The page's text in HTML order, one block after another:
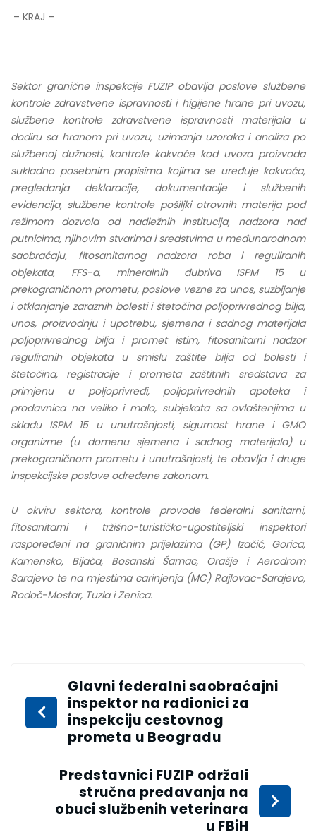
– KRAJ –
Sektor granične inspekcije FUZIP obavlja poslove službene
kontrole zdravstvene ispravnosti i higijene hrane pri uvozu,
službene kontrole zdravstvene ispravnosti materijala u
dodiru sa hranom pri uvozu, uzimanja uzoraka i analiza po
službenoj dužnosti, kontrole kakvoće kod uvoza proizvoda
sukladno posebnim propisima kojima se uređuje kakvoća,
pregledanja deklaracije, dokumentacije i službenih
evidencija, službene kontrole pošiljki otrovnih materija pod
režimom dozvola od nadležnih institucija, nadzora nad
putnicima, njihovim stvarima i sredstvima u međunarodnom
saobraćaju, fitosanitarnog nadzora roba i reguliranih
objekata, FFS-a, mineralnih đubriva ISPM 15 u
prekograničnom prometu, poslove vezne za unos, suzbijanje
i otklanjanje zaraznih bolesti i štetočina poljoprivrednog bilja,
unos, proizvodnju i upotrebu, sjemena i sadnog materijala
poljoprivrednog bilja i promet istim, fitosanitarni nadzor
reguliranih objekata u smislu zaštite bilja od bolesti i
štetočina, registracije i prometa zaštitnih sredstava za
primjenu u poljoprivredi, poljoprivrednih apoteka i
prodavnica na veliko i malo, subjekata sa ovlaštenjima u
skladu ISPM 15 u unutrašnjosti, sigurnost hrane i GMO
organizme (u domenu sjemena i sadnog materijala) u
prekograničnom prometu i unutrašnjosti, te obavlja i druge
inspekcijske poslove određene zakonom.
U okviru sektora, kontrole provode federalni sanitarni,
fitosanitarni i tržišno-turističko-ugostiteljski inspektori
raspoređeni na graničnim prijelazima (GP) Izačić, Gorica,
Kamensko, Bijača, Bosanski Šamac, Orašje i Aerodrom
Sarajevo te na mjestima carinjenja (MC) Rajlovac-Sarajevo,
Rodoč-Mostar, Tuzla i Zenica.
Glavni federalni saobraćajni
inspektor na radionici za
inspekciju cestovnog
prometa u Beogradu
Predstavnici FUZIP održali
stručna predavanja na
obuci službenih veterinara
u FBiH